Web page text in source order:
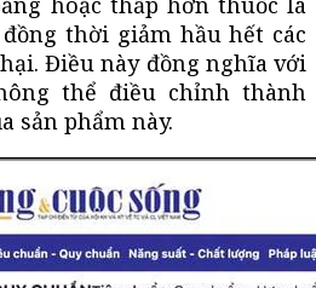
thời giảm hầu hết các
Điều này đồng nghĩa với
thể điều chỉnh thành
sản phẩm này.